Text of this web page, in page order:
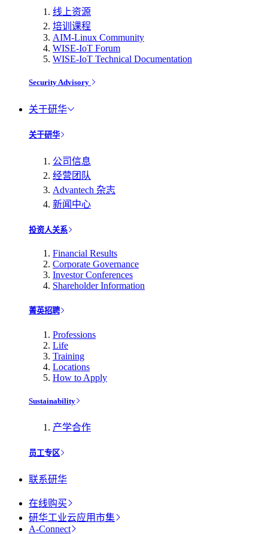
线上资源
培训课程
AIM-Linux Community
WISE-IoT Forum
WISE-IoT Technical Documentation
Security Advisory
关于研华
关于研华
公司信息
经营团队
Advantech 杂志
新闻中心
投资人关系
Financial Results
Corporate Governance
Investor Conferences
Shareholder Information
菁英招聘
Professions
Life
Training
Locations
How to Apply
Sustainability
产学合作
员工专区
联系研华
在线购买
研华工业云应用市集
A-Connect